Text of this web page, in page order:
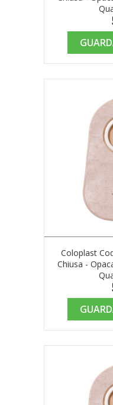
Coloplast
Chiusa -